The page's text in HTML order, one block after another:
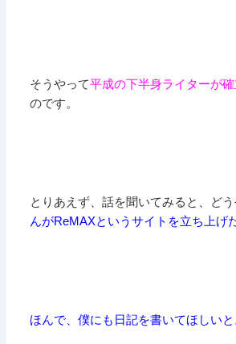
そうやって平成の下半身ライターが確
のです。
とりあえず、話を聞いてみると、どう
んがReMAXというサイトを立ち上げ
ほんで、僕にも日記を書いてほしいと